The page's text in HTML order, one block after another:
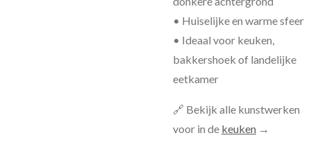
• Huiselijke en warme sfeer
• Ideaal voor keuken,
bakkershoek of landelijke
eetkamer
🔗 Bekijk alle kunstwerken
voor in de keuken →